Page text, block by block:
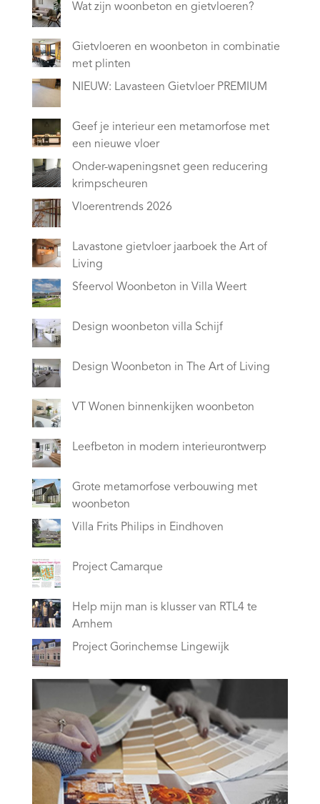
Wat zijn woonbeton en gietvloeren?
Gietvloeren en woonbeton in combinatie
met plinten
NIEUW: Lavasteen Gietvloer PREMIUM
Geef je interieur een metamorfose met
een nieuwe vloer
Onder-wapeningsnet geen reducering
krimpscheuren
Vloerentrends 2026
Lavastone gietvloer jaarboek the Art of
Living
Sfeervol Woonbeton in Villa Weert
Design woonbeton villa Schijf
Design Woonbeton in The Art of Living
VT Wonen binnenkijken woonbeton
Leefbeton in modern interieurontwerp
Grote metamorfose verbouwing met
woonbeton
Villa Frits Philips in Eindhoven
Project Camarque
Help mijn man is klusser van RTL4 te
Arnhem
Project Gorinchemse Lingewijk